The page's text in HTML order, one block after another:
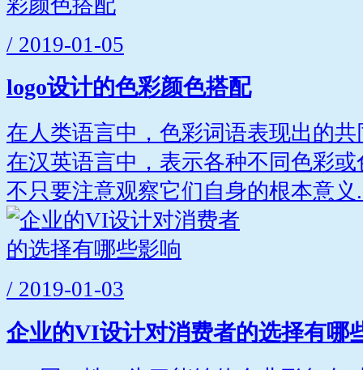
/ 2019-01-05
logo设计的色彩颜色搭配
在人类语言中，色彩词语表现出的
在汉英语言中，表示各种不同色彩
不只要注意观察它们自身的根本意义
/ 2019-01-03
企业的VI设计对消费者的选择有哪